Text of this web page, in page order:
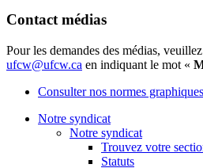
Contact médias
Pour les demandes des médias,
ufcw@ufcw.ca en indiquant le mot «
Consulter nos normes
Notre syndicat
Notre syndicat
Trouvez votre
Statuts